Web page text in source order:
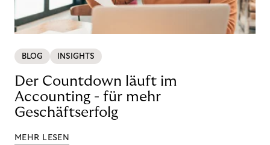
BLOG INSIGHTS
Der Countdown läuft im
Accounting - für mehr
Geschäftserfolg
MEHR LESEN